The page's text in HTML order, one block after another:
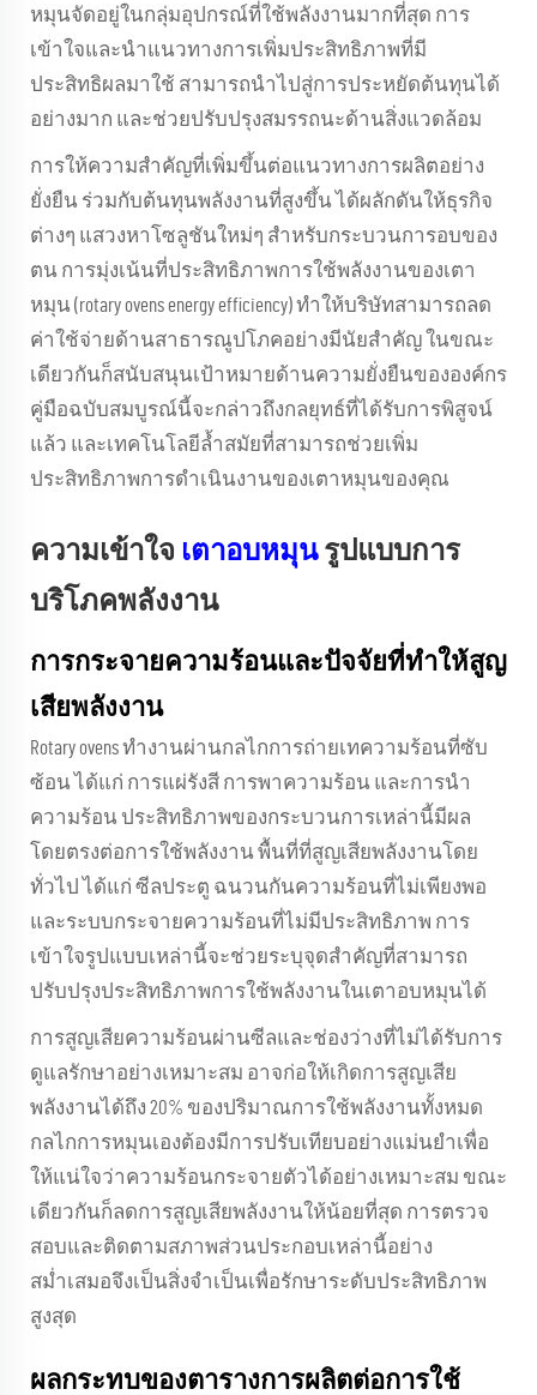
หมุนจัดอยู่ในกลุ่มอุปกรณ์ที่ใช้พลังงานมากที่สุด การ
เข้าใจและนำแนวทางการเพิ่มประสิทธิภาพที่มี
ประสิทธิผลมาใช้ สามารถนำไปสู่การประหยัดต้นทุนได้
อย่างมาก และช่วยปรับปรุงสมรรถนะด้านสิ่งแวดล้อม
การให้ความสำคัญที่เพิ่มขึ้นต่อแนวทางการผลิตอย่าง
ยั่งยืน ร่วมกับต้นทุนพลังงานที่สูงขึ้น ได้ผลักดันให้ธุรกิจ
ต่างๆ แสวงหาโซลูชันใหม่ๆ สำหรับกระบวนการอบของ
ตน การมุ่งเน้นที่ประสิทธิภาพการใช้พลังงานของเตา
หมุน (rotary ovens energy efficiency) ทำให้บริษัทสามารถลด
ค่าใช้จ่ายด้านสาธารณูปโภคอย่างมีนัยสำคัญ ในขณะ
เดียวกันก็สนับสนุนเป้าหมายด้านความยั่งยืนขององค์กร
คู่มือฉบับสมบูรณ์นี้จะกล่าวถึงกลยุทธ์ที่ได้รับการพิสูจน์
แล้ว และเทคโนโลยีล้ำสมัยที่สามารถช่วยเพิ่ม
ประสิทธิภาพการดำเนินงานของเตาหมุนของคุณ
ความเข้าใจ เตาอบหมุน รูปแบบการ
บริโภคพลังงาน
การกระจายความร้อนและปัจจัยที่ทำให้สูญ
เสียพลังงาน
Rotary ovensทำงานผ่านกลไกการถ่ายเทความร้อนที่ซับ
ซ้อน ได้แก่ การแผ่รังสี การพาความร้อน และการนำ
ความร้อน ประสิทธิภาพของกระบวนการเหล่านี้มีผล
โดยตรงต่อการใช้พลังงาน พื้นที่ที่สูญเสียพลังงานโดย
ทั่วไป ได้แก่ ซีลประตู ฉนวนกันความร้อนที่ไม่เพียงพอ
และระบบกระจายความร้อนที่ไม่มีประสิทธิภาพ การ
เข้าใจรูปแบบเหล่านี้จะช่วยระบุจุดสำคัญที่สามารถ
ปรับปรุงประสิทธิภาพการใช้พลังงานในเตาอบหมุนได้
การสูญเสียความร้อนผ่านซีลและช่องว่างที่ไม่ได้รับการ
ดูแลรักษาอย่างเหมาะสม อาจก่อให้เกิดการสูญเสีย
พลังงานได้ถึง 20% ของปริมาณการใช้พลังงานทั้งหมด
กลไกการหมุนเองต้องมีการปรับเทียบอย่างแม่นยำเพื่อ
ให้แน่ใจว่าความร้อนกระจายตัวได้อย่างเหมาะสม ขณะ
เดียวกันก็ลดการสูญเสียพลังงานให้น้อยที่สุด การตรวจ
สอบและติดตามสภาพส่วนประกอบเหล่านี้อย่าง
สม่ำเสมอจึงเป็นสิ่งจำเป็นเพื่อรักษาระดับประสิทธิภาพ
สูงสุด
ผลกระทบของตารางการผลิตต่อการใช้